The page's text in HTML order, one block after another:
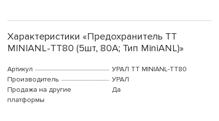
Характеристики «Предохранитель ТТ
MINIANL-ТТ80 (5шт, 80А; Тип MiniANL)»
Артикул
УРАЛ ТТ MINIANL-ТТ80
Производитель
УРАЛ
Продажа на другие
платформы
Да